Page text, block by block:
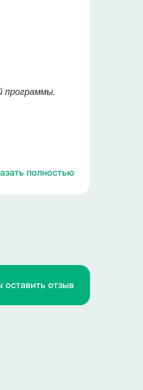
программы.
полностью
оставить отзыв